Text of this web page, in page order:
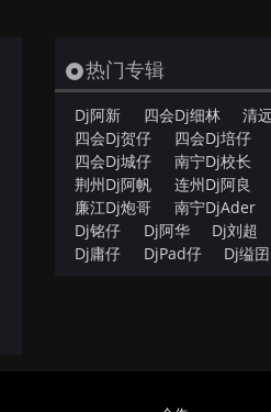
热门专辑
Dj阿新 四会Dj细林
清
四会Dj贺仔
四会Dj培仔
四会Dj城仔
南宁Dj校长
荆州Dj阿帆
连州Dj阿良
廉江Dj炮哥
南宁DjAder
Dj铭仔
Dj阿华
Dj刘超
Dj庸仔
DjPad仔 Dj缢囝